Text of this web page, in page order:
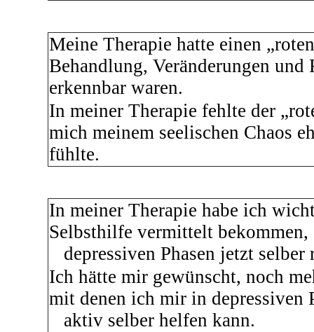
Meine Therapie hatte einen
Behandlung, Veränderungen und
erkennbar waren.
In meiner Therapie fehlte der
mich meinem seelischen Chaos
fühlte.
In meiner Therapie habe ich
Selbsthilfe vermittelt
depressiven Phasen jetzt
Ich hätte mir gewünscht, noch
mit denen ich mir in depressiven
aktiv selber helfen kann.